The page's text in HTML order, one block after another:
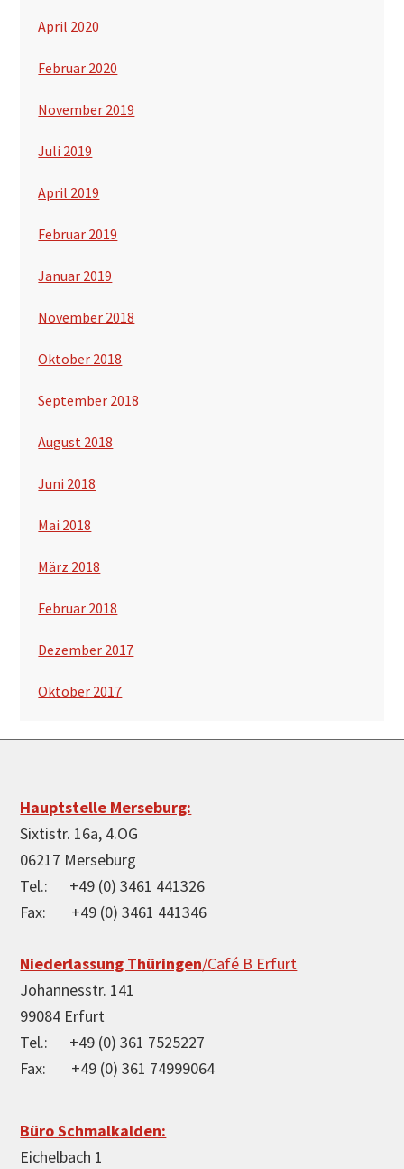
April 2020
Februar 2020
November 2019
Juli 2019
April 2019
Februar 2019
Januar 2019
November 2018
Oktober 2018
September 2018
August 2018
Juni 2018
Mai 2018
März 2018
Februar 2018
Dezember 2017
Oktober 2017
Footer
Hauptstelle Merseburg:
Sixtistr. 16a, 4.OG
06217 Merseburg
Tel.: +49 (0) 3461 441326
Fax: +49 (0) 3461 441346
Niederlassung Thüringen/Café B Erfurt
Johannesstr. 141
99084 Erfurt
Tel.: +49 (0) 361 7525227
Fax: +49 (0) 361 74999064
Büro Schmalkalden:
Eichelbach 1